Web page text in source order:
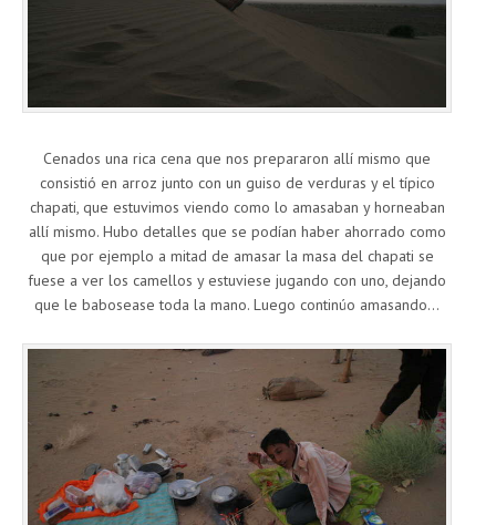
Cenados una rica cena que nos prepararon allí mismo que
consistió en arroz junto con un guiso de verduras y el típico
chapati, que estuvimos viendo como lo amasaban y horneaban
allí mismo. Hubo detalles que se podían haber ahorrado como
que por ejemplo a mitad de amasar la masa del chapati se
fuese a ver los camellos y estuviese jugando con uno, dejando
que le babosease toda la mano. Luego continúo amasando…